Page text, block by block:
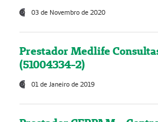
03 de Novembro de 2020
Prestador Medlife
(51004334-2)
01 de Janeiro de 2019